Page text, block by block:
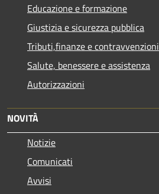
Educazione e formazione
Giustizia e sicurezza pubblica
Tributi,finanze e contravvenzioni
Salute, benessere e assistenza
Autorizzazioni
NOVITÀ
Notizie
Comunicati
Avvisi